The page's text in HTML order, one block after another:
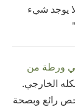
يوجد شيء
في ورطة من
الخارجي.
رائع وبصحة